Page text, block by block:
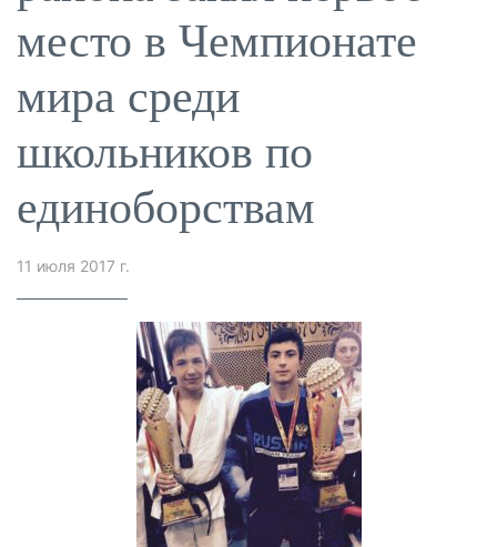
место в Чемпионате
мира среди
школьников по
единоборствам
11 июля 2017 г.